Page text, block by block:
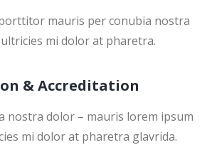
mauris per conubia nostra
mi dolor at pharetra.
& Accreditation
nostra dolor – mauris lorem ipsum
mi dolor at pharetra glavrida.